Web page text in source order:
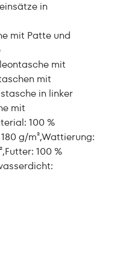
in
mit Patte und
mit
mit
in linker
mit
100 %
g/m²,Wattierung:
100 %